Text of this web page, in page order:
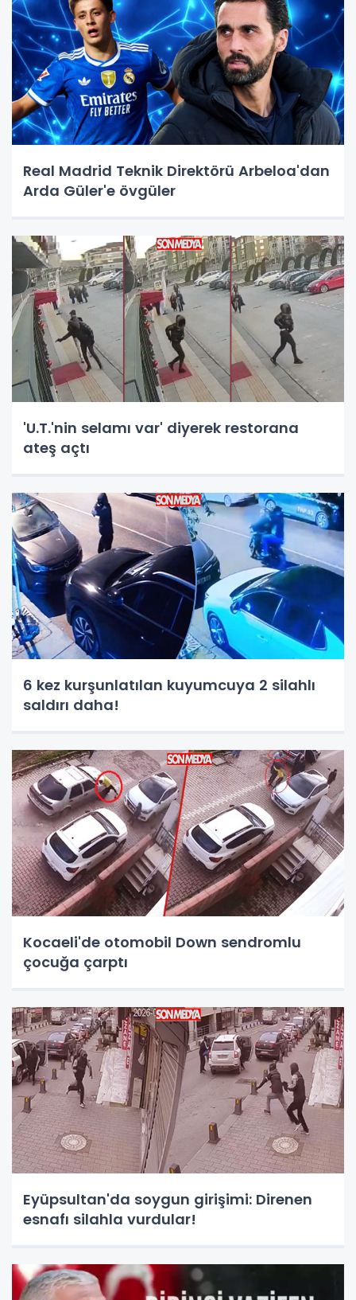
Real Madrid Teknik Direktörü Arbeloa'dan
Arda Güler'e övgüler
'U.T.'nin selamı var' diyerek restorana
ateş açtı
6 kez kurşunlatılan kuyumcuya 2 silahlı
saldırı daha!
Kocaeli'de otomobil Down sendromlu
çocuğa çarptı
Eyüpsultan'da soygun girişimi: Direnen
esnafı silahla vurdular!